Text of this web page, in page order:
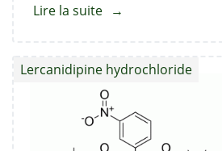
Lire la suite about
((3,3-
diphénylpropyl)
(méthyl)amino)butyl)
5-
Lercanidipine hydrochloride